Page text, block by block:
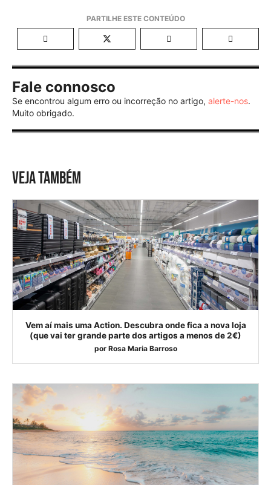
Fale connosco
Se encontrou algum erro ou incorreção no artigo, alerte-nos.
Muito obrigado.
VEJA TAMBÉM
Vem aí mais uma Action. Descubra onde fica a nova loja
(que vai ter grande parte dos artigos a menos de 2€)
por Rosa Maria Barroso